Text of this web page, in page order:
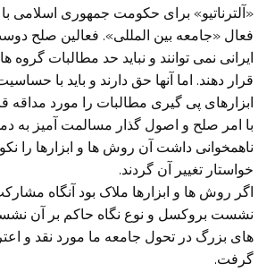
«آلترناتیو» برای حکومت جمهوری اسلامی
فعال «جامعه بین المللی». فعالین صلح
ایرانی نمی توانند و نباید حد مطالبات گروه
قرار دهند. اما آنها حق دارند و باید با
ابزارهای پی گیری مطالبات را مورد مداقه
با امر صلح و اصول گذار مسالمت آمیز به
ناهمخوانی داشت آن روش ها و ابزارها را
خواستار تغییر آن گردند.
اگر روش ها و ابزارها ملاک بود آنگاه
نشست بروکسل و نوع نگاه حاکم بر آن
های بزرگ در تحول جامعه ما مورد نقد و
گرفت.